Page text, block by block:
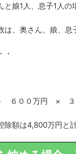
娘1人、息子1人の
は、奥さん、娘、息
・
６００万円 ×
除額は4,800万円と